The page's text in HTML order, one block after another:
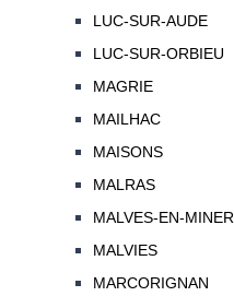
LUC-SUR-AUDE
LUC-SUR-ORBIEU
MAGRIE
MAILHAC
MAISONS
MALRAS
MALVES-EN-
MALVIES
MARCORIGNAN